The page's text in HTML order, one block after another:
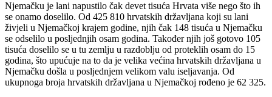
Njemačku je lani napustilo čak devet tisuća Hrvata više nego što ih
se onamo doselilo. Od 425 810 hrvatskih državljana koji su lani
živjeli u Njemačkoj krajem godine, njih čak 148 tisuća u Njemačku
se odselilo u posljednjih osam godina. Također njih još gotovo 105
tisuća doselilo se u tu zemlju u razdoblju od proteklih osam do 15
godina, što upućuje na to da je velika većina hrvatskih državljana u
Njemačku došla u posljednjem velikom valu iseljavanja. Od
ukupnoga broja hrvatskih državljana u Njemačkoj rođeno je 62 325.